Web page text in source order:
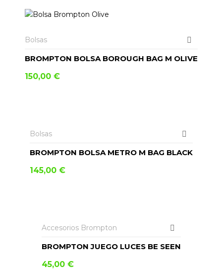
Bolsas
BROMPTON BOLSA BOROUGH BAG M OLIVE
150,00 €
Bolsas
BROMPTON BOLSA METRO M BAG BLACK
145,00 €
Accesorios Brompton
BROMPTON JUEGO LUCES BE SEEN
45,00 €